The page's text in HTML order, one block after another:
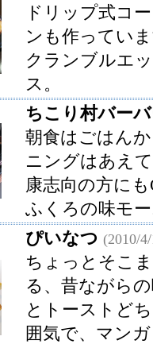
ドリップ式コ
ンも作ってい
クランブルエ
ス。
ちこり村バー
朝食はごはん
ニングはあえ
康志向の方に
ふくろの味モ
ぴいなつ (2010/
ちょっとそこ
る、昔ながら
とトーストど
囲気で、マン